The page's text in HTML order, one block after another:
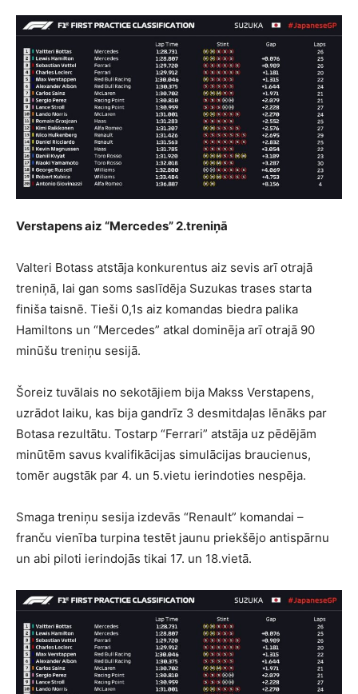
Verstapens aiz “Mercedes” 2.treniņā
Valteri Botass atstāja konkurentus aiz sevis arī otrajā
treniņā, lai gan soms saslīdēja Suzukas trases starta
finiša taisnē. Tieši 0,1s aiz komandas biedra palika
Hamiltons un “Mercedes” atkal dominēja arī otrajā 90
minūšu treniņu sesijā.
Šoreiz tuvālais no sekotājiem bija Makss Verstapens,
uzrādot laiku, kas bija gandrīz 3 desmitdaļas lēnāks par
Botasa rezultātu. Tostarp “Ferrari” atstāja uz pēdējām
minūtēm savus kvalifikācijas simulācijas braucienus,
tomēr augstāk par 4. un 5.vietu ierindoties nespēja.
Smaga treniņu sesija izdevās “Renault” komandai –
franču vienība turpina testēt jaunu priekšējo antispārnu
un abi piloti ierindojās tikai 17. un 18.vietā.